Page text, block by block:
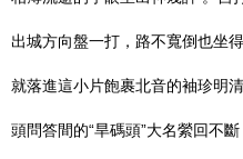
出城方向盤一打，路不寬倒也坐
就落進這小片飽裹北音的袖珍明
頭問答間的“旱碼頭”大名縈回不